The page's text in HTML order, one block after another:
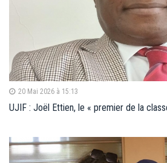
20 Mai 2026 à 15:13
UJIF : Joël Ettien, le « premier de la